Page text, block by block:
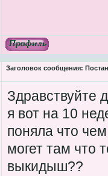
Заголовок сообщения:
Здравствуйте
я вот на 10
поняла что
могет там что
выкидыш??